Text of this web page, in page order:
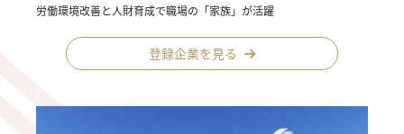
労働環境改善と人財育成で職場の「家族」が活躍
登録企業を見る